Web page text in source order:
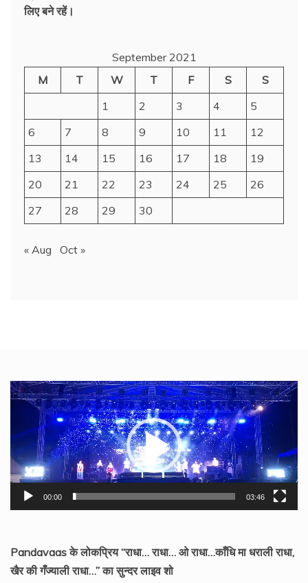
लिए बने रहें।
September 2021
M
T W T F S
S
1
2 3 4
5
6
7 8 9 10 11
12
13
14 15 16 17 18
19
20
21 22 23 24 25
26
27
28 29 30
« Aug Oct »
Video
Player
00:00 03:46
Pandavaas के लोकप्रिय “राधा… राधा… ओ राधा…काँधि मा धराली राधा,
खैर की गँज्याली राधा…” का सुन्दर लाइव शो